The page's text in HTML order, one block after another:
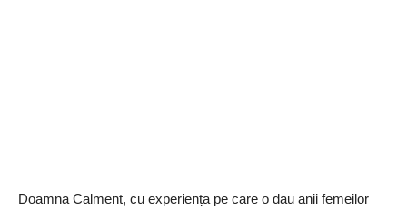
Doamna Calment, cu experiența pe care o dau anii femeilor